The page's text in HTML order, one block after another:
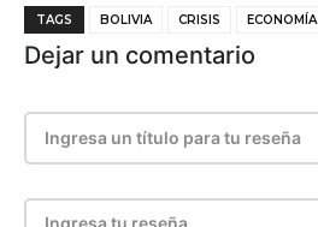
TAGS BOLIVIA CRISIS ECONOMÍA
Dejar un comentario